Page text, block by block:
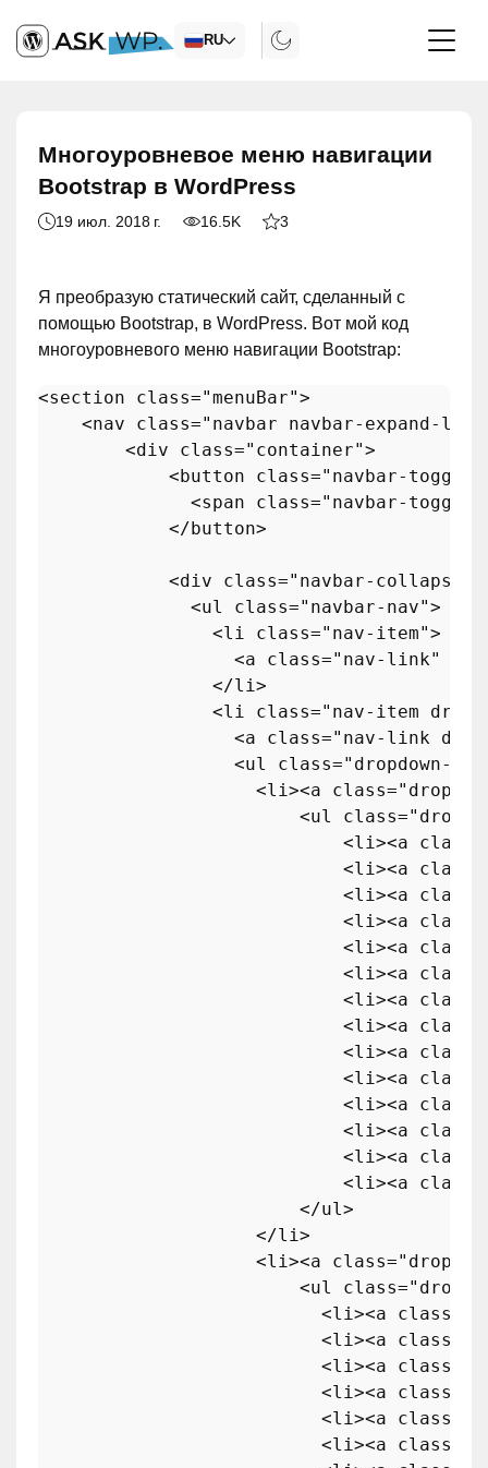
RU
Многоуровневое меню навигации
Bootstrap в WordPress
19 июл. 2018 г. 16.5K 3
Я преобразую статический сайт, сделанный с
помощью Bootstrap, в WordPress. Вот мой код
многоуровневого меню навигации Bootstrap:
<section class="menuBar">
<nav class="navbar navbar-expand-lg
<div class="container">
<button class="navbar-
<span class="navbar-
</button>
<div class="navbar-collapse
<ul class="navbar-nav">
<li class="nav-item">
<a class="nav-link"
</li>
<li class="nav-item
<a class="nav-link
<ul class="dropdown-
<li><a class=
<ul class=
<li><a class
<li><a class
<li><a class
<li><a class
<li><a class
<li><a class
<li><a class
<li><a class
<li><a class
<li><a class
<li><a class
<li><a class
<li><a class
<li><a class
</ul>
</li>
<li><a class=
<ul class=
<li><a class
<li><a class
<li><a class
<li><a class
<li><a class
<li><a class